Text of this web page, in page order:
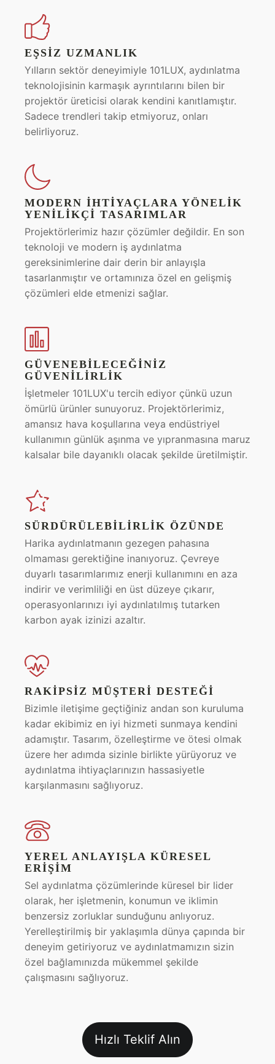
EŞSIZ UZMANLIK
Yılların sektör deneyimiyle 101LUX, aydınlatma
teknolojisinin karmaşık ayrıntılarını bilen bir
projektör üreticisi olarak kendini kanıtlamıştır.
Sadece trendleri takip etmiyoruz, onları
belirliyoruz.
MODERN İHTIYAÇLARA YÖNELIK
YENILIKÇI TASARIMLAR
Projektörlerimiz hazır çözümler değildir. En son
teknoloji ve modern iş aydınlatma
gereksinimlerine dair derin bir anlayışla
tasarlanmıştır ve ortamınıza özel en gelişmiş
çözümleri elde etmenizi sağlar.
GÜVENEBILECEĞINIZ
GÜVENILIRLIK
İşletmeler 101LUX'u tercih ediyor çünkü uzun
ömürlü ürünler sunuyoruz. Projektörlerimiz,
amansız hava koşullarına veya endüstriyel
kullanımın günlük aşınma ve yıpranmasına maruz
kalsalar bile dayanıklı olacak şekilde üretilmiştir.
SÜRDÜRÜLEBILIRLIK ÖZÜNDE
Harika aydınlatmanın gezegen pahasına
olmaması gerektiğine inanıyoruz. Çevreye
duyarlı tasarımlarımız enerji kullanımını en aza
indirir ve verimliliği en üst düzeye çıkarır,
operasyonlarınızı iyi aydınlatılmış tutarken
karbon ayak izinizi azaltır.
RAKIPSIZ MÜŞTERI DESTEĞI
Bizimle iletişime geçtiğiniz andan son kuruluma
kadar ekibimiz en iyi hizmeti sunmaya kendini
adamıştır. Tasarım, özelleştirme ve ötesi olmak
üzere her adımda sizinle birlikte yürüyoruz ve
aydınlatma ihtiyaçlarınızın hassasiyetle
karşılanmasını sağlıyoruz.
YEREL ANLAYIŞLA KÜRESEL
ERIŞIM
Sel aydınlatma çözümlerinde küresel bir lider
olarak, her işletmenin, konumun ve iklimin
benzersiz zorluklar sunduğunu anlıyoruz.
Yerelleştirilmiş bir yaklaşımla dünya çapında bir
deneyim getiriyoruz ve aydınlatmamızın sizin
özel bağlamınızda mükemmel şekilde
çalışmasını sağlıyoruz.
Hızlı Teklif Alın